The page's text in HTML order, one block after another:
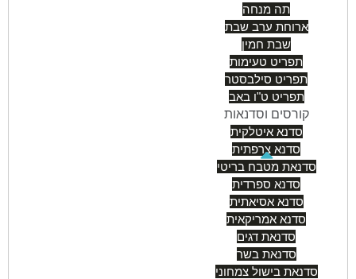
תה מנחה
ארוחת ערב שבת
שבת חמין
תפריט טעימות
תפריט סילבסטר
תפריט ט"ו באב
קורסים וסדנאות
סדנא איטלקית
סדנא צרפתית
סדנאת מטבח בריטי
סדנא ספרדית
סדנא אסיאתית
סדנא אמריקאית
סדנאת דגים
סדנאת בשר
סדנאת בישול צמחוני